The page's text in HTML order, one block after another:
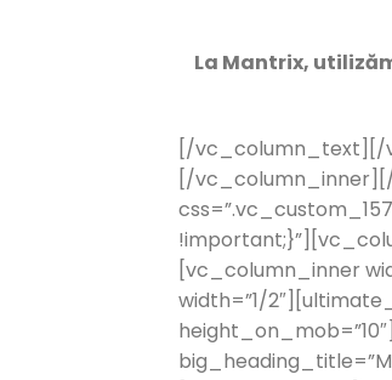
La Mantrix,
[/vc_column_text][/
[/
[vc_column_inner
width=”1/